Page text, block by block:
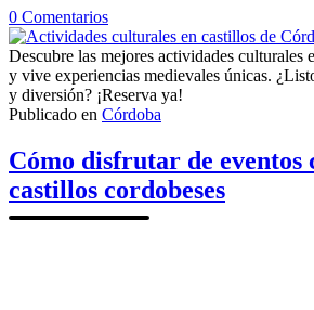
0 Comentariosen
Actividades
culturales
en
castillos
de
Descubre las mejores actividades culturales
y vive experiencias medievales únicas.
y diversión? ¡Reserva ya!
Publicado en Córdoba
Cómo disfrutar de eventos
castillos cordobeses